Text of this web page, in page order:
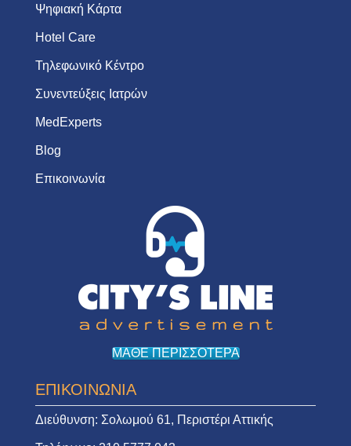
Ψηφιακή Κάρτα
Hotel Care
Τηλεφωνικό Κέντρο
Συνεντεύξεις Ιατρών
MedExperts
Blog
Επικοινωνία
ΜΑΘΕ ΠΕΡΙΣΣΟΤΕΡΑ
ΕΠΙΚΟΙΝΩΝΙΑ
Διεύθυνση: Σολωμού 61, Περιστέρι Αττικής